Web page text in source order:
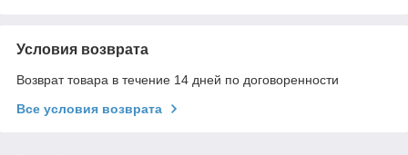
Условия возврата
Возврат товара в течение 14 дней по договоренности
Все условия возврата